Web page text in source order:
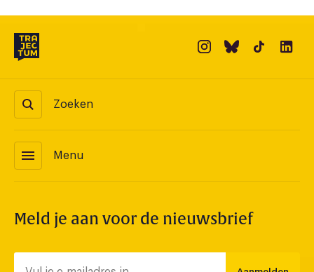
Zoeken
menu Menu
Meld je aan voor de nieuwsbrief